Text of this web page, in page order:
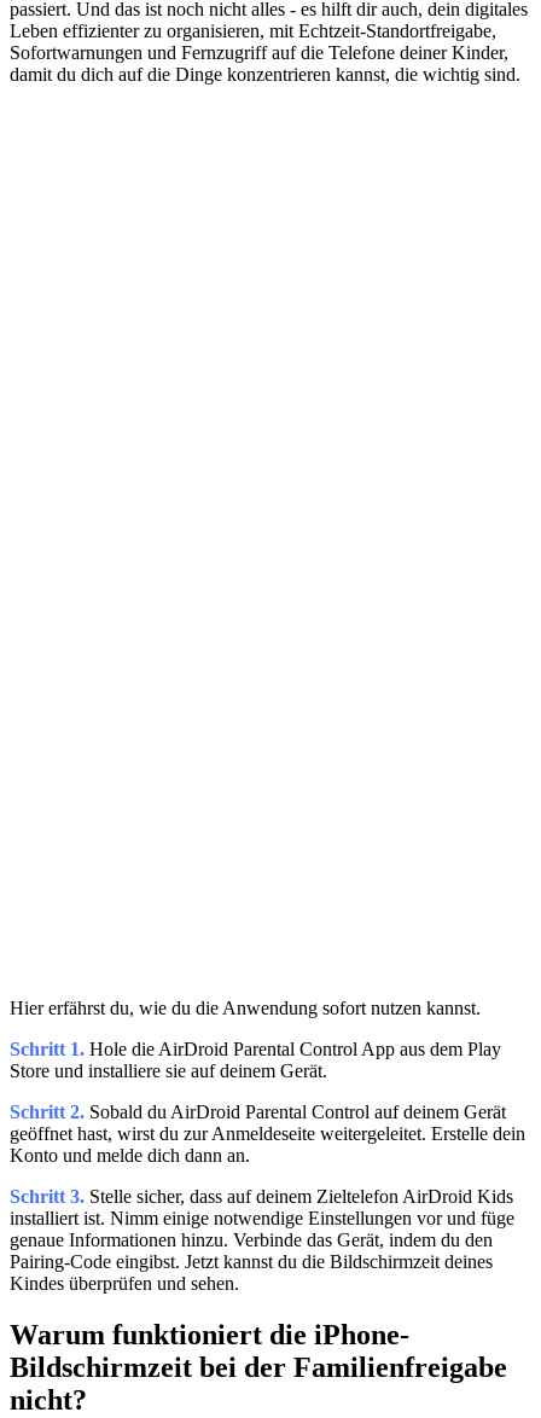
passiert. Und das ist noch nicht alles - es hilft dir auch, dein digitales
Leben effizienter zu organisieren, mit Echtzeit-Standortfreigabe,
Sofortwarnungen und Fernzugriff auf die Telefone deiner Kinder,
damit du dich auf die Dinge konzentrieren kannst, die wichtig sind.
Hier erfährst du, wie du die Anwendung sofort nutzen kannst.
Schritt 1. Hole die AirDroid Parental Control App aus dem Play
Store und installiere sie auf deinem Gerät.
Schritt 2. Sobald du AirDroid Parental Control auf deinem Gerät
geöffnet hast, wirst du zur Anmeldeseite weitergeleitet. Erstelle dein
Konto und melde dich dann an.
Schritt 3. Stelle sicher, dass auf deinem Zieltelefon AirDroid Kids
installiert ist. Nimm einige notwendige Einstellungen vor und füge
genaue Informationen hinzu. Verbinde das Gerät, indem du den
Pairing-Code eingibst. Jetzt kannst du die Bildschirmzeit deines
Kindes überprüfen und sehen.
Warum funktioniert die iPhone-
Bildschirmzeit bei der Familienfreigabe
nicht?